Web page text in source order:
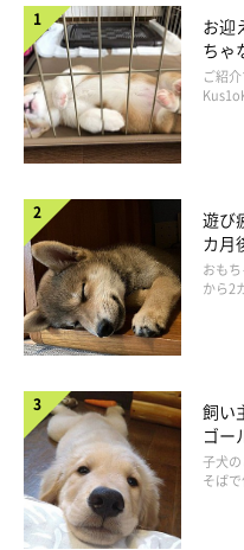
さくらちゃ
お迎
ちゃ
コ“
長！
ご紹
遊び
カ月
成長
おも
から2
飼い
ゴー
い“
子犬
そば